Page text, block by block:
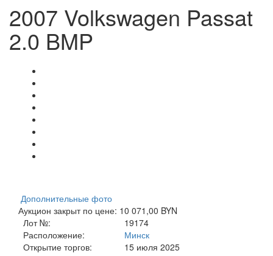
2007 Volkswagen Passat
2.0 BMP
Дополнительные фото
Аукцион закрыт по цене: 10 071,00 BYN
Лот №:
19174
Расположение:
Минск
Открытие торгов:
15 июля 2025